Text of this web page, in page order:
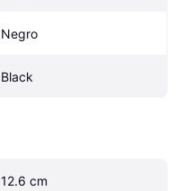
Negro
Black
12.6 cm